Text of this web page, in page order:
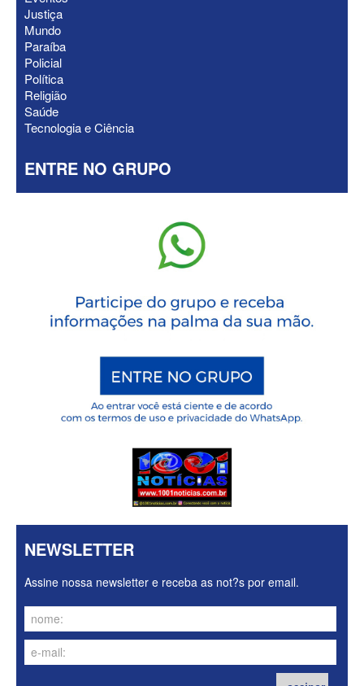
Justiça
Mundo
Paraíba
Policial
Política
Religião
Saúde
Tecnologia e Ciência
ENTRE NO GRUPO
NEWSLETTER
Assine nossa newsletter e receba as not?s por email.